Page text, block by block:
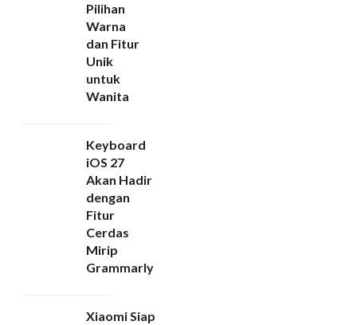
Pilihan
Warna
dan Fitur
Unik
untuk
Wanita
Keyboard
iOS 27
Akan Hadir
dengan
Fitur
Cerdas
Mirip
Grammarly
Xiaomi Siap